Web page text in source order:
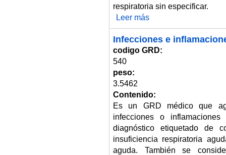
respiratoria sin especificar.
Leer más
Infecciones e
codigo GRD:
540
peso:
3.5462
Contenido:
Es un GRD médico que
infecciones o
diagnóstico etiquetado de
insuficiencia respiratoria
aguda. También se